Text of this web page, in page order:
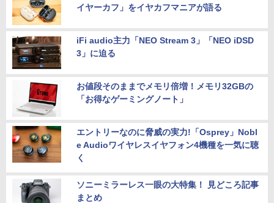
イヤーカフ」をイヤカフマニアが語る
iFi audio主力「NEO Stream 3」「NEO iDSD
3」に迫る
お値段そのままでメモリ倍増！メモリ32GBの
「お得なゲーミングノート」
エントリーなのに脅威の実力!「Osprey」Nobl
e Audioワイヤレスイヤフォン4機種を一気に聴
く
ソニーミラーレス一眼の大特集！ 見どころ記事
まとめ